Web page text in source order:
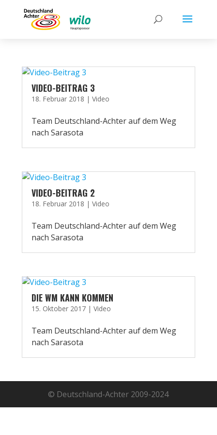
VIDEO-BEITRAG 3
18. Februar 2018 | Video
Team Deutschland-Achter auf dem Weg
nach Sarasota
VIDEO-BEITRAG 2
18. Februar 2018 | Video
Team Deutschland-Achter auf dem Weg
nach Sarasota
DIE WM KANN KOMMEN
15. Oktober 2017| Video
Team Deutschland-Achter auf dem Weg
nach Sarasota
© Deutschland-Achter 2009-2024